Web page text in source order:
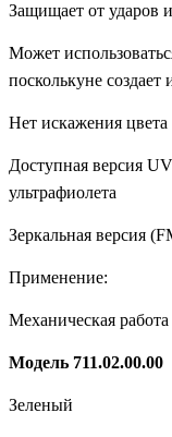
Защищает от ударов
Может
посколькуне создает
Нет искажения цвета
Доступная версия
ультрафиолета
Зеркальная версия
Применение:
Механическая
Модель 711.02.00.00
Зеленый